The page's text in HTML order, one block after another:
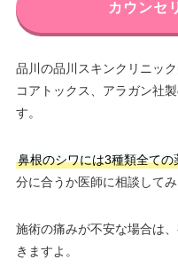
カウンセ
品川の品川スキンクリニッ
コアトックス、アラガン社
す。
鼻根のシワには3種類全ての
分に合うか医師に相談してみ
施術の痛みが不安な場合は
きますよ。